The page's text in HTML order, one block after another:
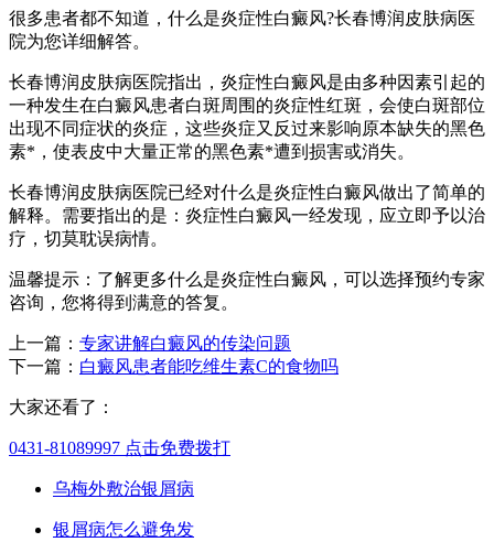
很多患者都不知道，什么是炎症性白癜风?长春博润皮肤病医
院为您详细解答。
长春博润皮肤病医院指出，炎症性白癜风是由多种因素引起的
一种发生在白癜风患者白斑周围的炎症性红斑，会使白斑部位
出现不同症状的炎症，这些炎症又反过来影响原本缺失的黑色
素*，使表皮中大量正常的黑色素*遭到损害或消失。
长春博润皮肤病医院已经对什么是炎症性白癜风做出了简单的
解释。需要指出的是：炎症性白癜风一经发现，应立即予以治
疗，切莫耽误病情。
温馨提示：了解更多什么是炎症性白癜风，可以选择预约专家
咨询，您将得到满意的答复。
上一篇： 专家讲解白癜风的传染问题
下一篇： 白癜风患者能吃维生素C的食物吗
大家还看了：
0431-81089997 点击免费拨打
乌梅外敷治银屑病
银屑病怎么避免发